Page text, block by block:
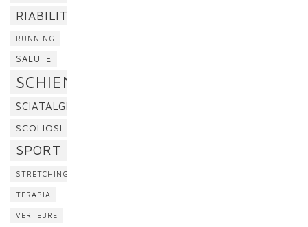
RIABILITAZIONE
RUNNING
SALUTE
SCHIENA
SCIATALGIA
SCOLIOSI
SPORT
STRETCHING
TERAPIA
VERTEBRE